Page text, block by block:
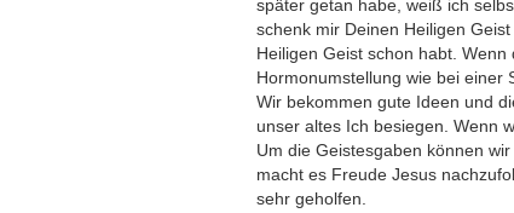
später getan habe, weiß ich
schenk mir Deinen Heiligen
Heiligen Geist schon habt.
Hormonumstellung wie bei einer
Wir bekommen gute Ideen und
unser altes Ich besiegen. Wenn
Um die Geistesgaben können
macht es Freude Jesus
sehr geholfen.